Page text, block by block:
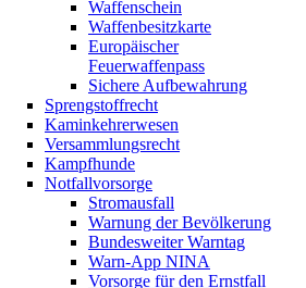
Waffenschein
Waffenbesitzkarte
Europäischer
Feuerwaffenpass
Sichere Aufbewahrung
Sprengstoffrecht
Kaminkehrerwesen
Versammlungsrecht
Kampfhunde
Notfallvorsorge
Stromausfall
Warnung der Bevölkerung
Bundesweiter Warntag
Warn-App NINA
Vorsorge für den Ernstfall